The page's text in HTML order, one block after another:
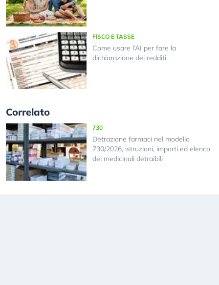
FISCO E TASSE
Come usare l’AI per fare la
dichiarazione dei redditi
Correlato
730
Detrazione farmaci nel modello
730/2026, istruzioni, importi ed elenco
dei medicinali detraibili